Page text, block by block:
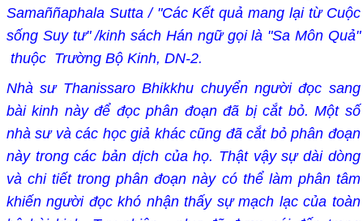
Samaññaphala Sutta / "Các Kết quả mang lại từ Cuộc
sống Suy tư" /kinh sách Hán ngữ gọi là "Sa Môn Quả"
thuộc Trường Bộ Kinh, DN-2.
Nhà sư Thanissaro Bhikkhu chuyển người đọc sang
bài kinh này để đọc phân đoạn đã bị cắt bỏ. Một số
nhà sư và các học giả khác cũng đã cắt bỏ phân đoạn
này trong các bản dịch của họ. Thật vậy sự dài dòng
và chi tiết trong phân đoạn này có thể làm phân tâm
khiến người đọc khó nhận thấy sự mạch lạc của toàn